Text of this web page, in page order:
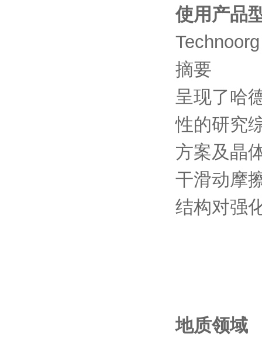
使用产品
摘要
呈现了哈
性的研究
方案及晶
干滑动摩
结构对强
地质领域